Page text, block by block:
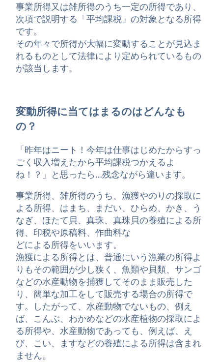
事業所得又は雑所得のうち一定の所得であり、
次項で説明する「平均課税」の対象となる所得
です。
その年々で所得が大幅に変動することが見込ま
れるものとして法律により定められているもの
が該当します。
変動所得に当てはまるのはどんなも
の？
「昨年はニート！今年は仕事はじめたからすっ
ごく収入増えたから平均課税つかえるよ
ね！？」と思ったら…残念ながら違います。
事業所得、雑所得のうち、漁獲やのりの採取に
よる所得、はまち、まだい、ひらめ、かき、う
なぎ、ほたて貝、真珠、真珠貝の養殖による所
得、印税や原稿料、作曲料な
どによる所得をいいます。
漁獲による所得とは、普通にいう漁業の所得よ
りもその範囲が少し狭く、魚類や貝類、サンゴ
などの水産動物を捕獲してそのまま販売した
り、簡単な加工をして販売する場合の所得で
す。したがって、水産動物でないもの、例え
ば、こんぶ、わかめなどの水産植物の採取によ
る所得や、水産動物であっても、例えば、え
び、こい、ますなどの養殖による所得は含まれ
ません。